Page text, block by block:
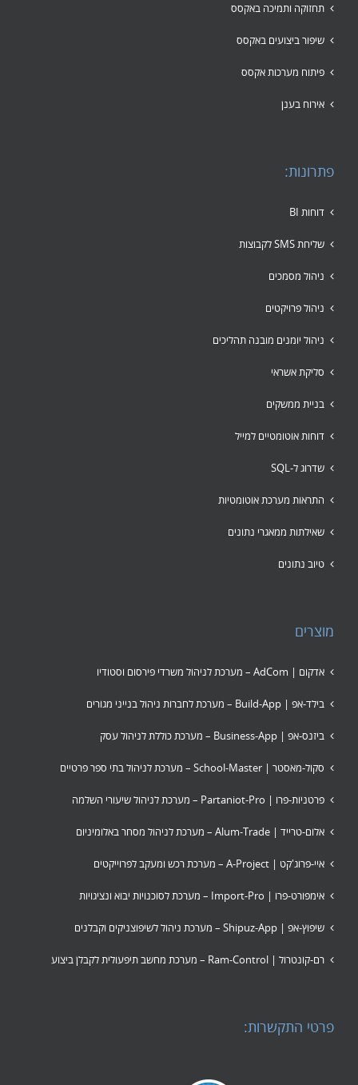
תחזוקה ותמיכה באקסס
שיפור ביצועים באקסס
פיתוח מערכות אקסס
אירוח בענן
פתרונות:
דוחות BI
שליחת SMS לקבוצות
ניהול מסמכים
ניהול פרויקטים
ניהול יומנים מובנה תהליכים
סליקת אשראי
בניית ממשקים
דוחות אוטומטיים למייל
שדרוג ל-SQL
התראות מערכת אוטומטיות
שאילתות ממאגרי נתונים
טיוב נתונים
מוצרים
אדקום | AdCom – מערכת לניהול משרדי פירסום וסטודיו
בילד-אפ | Build-App – מערכת לחברות ניהול בנייני מגורים
ביזנס-אפ | Business-App – מערכת כוללת לניהול עסק
סקול-מאסטר | School-Master – מערכת לניהול בתי ספר פרטיים
פרטניות-פרו | Partaniot-Pro – מערכת לניהול שיעורי השלמה
אלום-טרייד | Alum-Trade – מערכת לניהול מסחר באלומיניום
איי-פרוג'קט | A-Project – מערכת רכש ומעקב לפרוייקטים
אימפורט-פרו | Import-Pro – מערכת לסוכנויות יבוא ונציגויות
שיפוץ-אפ | Shipuz-App – מערכת ניהול לשיפוצניקים וקבלנים
רם-קונטרול | Ram-Control – מערכת מחשב תיפעולית לקבלן ביצוע
פרטי התקשרות: